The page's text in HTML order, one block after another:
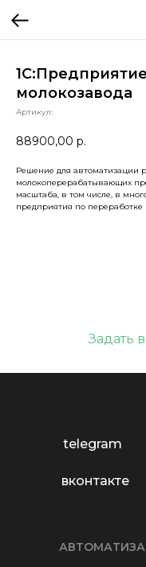
молокозавода
Артикул:
88900,00 р.
Решение для автоматизации
молокоперерабатывающих
масштаба, в том числе, в
предприятия по переработке
Задать
вконтакте
telegram